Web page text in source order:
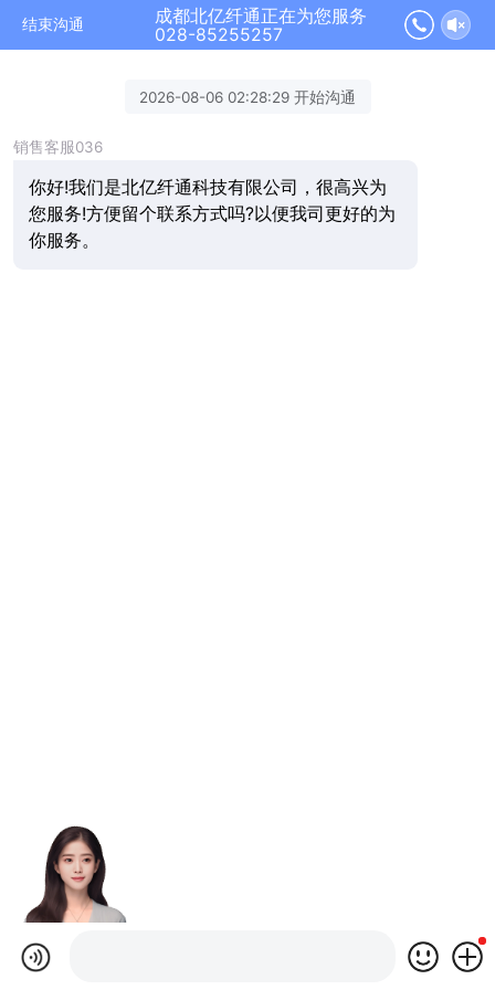
结束沟通
成都北亿纤通正在为您服务
028-85255257
2026-08-06 02:28:29 开始沟通
销售客服036
你好!我们是北亿纤通科技有限公司，很高兴为
您服务!方便留个联系方式吗?以便我司更好的为
你服务。